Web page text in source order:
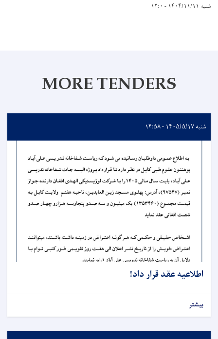
شنبه ۱۴۰۴/۱۱/۱۱ - ۱۲:۰
MORE TENDERS
شنبه ۱۴۰۵/۵/۱۷ - ۱۴:۵۸
اطلاعیه عقد قرار داد!
بیشتر